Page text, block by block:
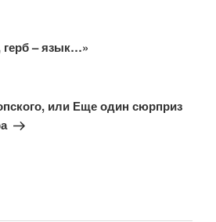
герб – язык…»
или Еще один сюрприз